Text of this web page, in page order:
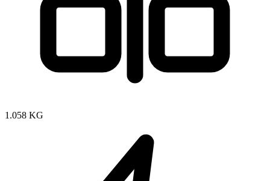
1.058 KG